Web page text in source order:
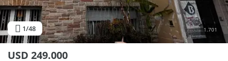
1/48 1.701
USD 249.000